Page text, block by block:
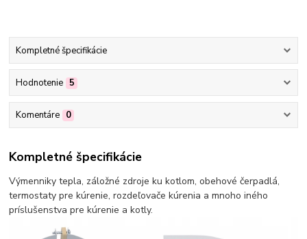
Kompletné špecifikácie
Hodnotenie 5
Komentáre 0
Kompletné špecifikácie
Výmenniky tepla, záložné zdroje ku kotlom, obehové čerpadlá,
termostaty pre kúrenie, rozdeľovače kúrenia a mnoho iného
príslušenstva pre kúrenie a kotly.